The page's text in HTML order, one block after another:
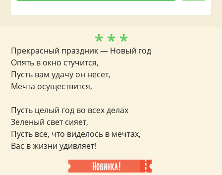
* * *
Прекрасный праздник — Новый год
Опять в окно стучится,
Пусть вам удачу он несет,
Мечта осуществится,
Пусть целый год во всех делах
Зеленый свет сияет,
Пусть все, что виделось в мечтах,
Вас в жизни удивляет!